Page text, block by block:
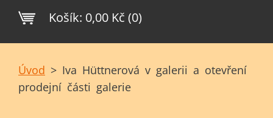
Košík: 0,00 Kč (0)
Úvod > Iva Hüttnerová v galerii a otevření
prodejní části galerie